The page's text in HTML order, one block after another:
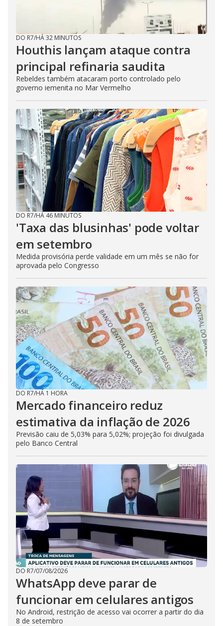
DO R7/HÁ 32 MINUTOS
Houthis lançam ataque contra
principal refinaria saudita
Rebeldes também atacaram porto controlado pelo
governo iemenita no Mar Vermelho
DO R7/HÁ 46 MINUTOS
'Taxa das blusinhas' pode voltar
em setembro
Medida provisória perde validade em um mês se não for
aprovada pelo Congresso
DO R7/HÁ 1 HORA
Mercado financeiro reduz
estimativa da inflação de 2026
Previsão caiu de 5,03% para 5,02%; projeção foi divulgada
pelo Banco Central
DO R7/07/08/2026
WhatsApp deve parar de
funcionar em celulares antigos
No Android, restrição de acesso vai ocorrer a partir do dia
8 de setembro